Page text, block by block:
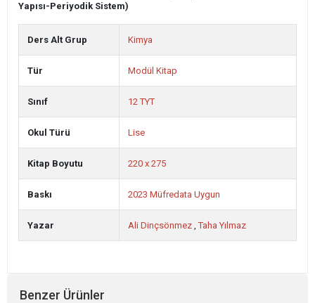
Yapısı-Periyodik Sistem)
Ders Alt Grup Kimya
Tür Modül Kitap
Sınıf 12 TYT
Okul Türü Lise
Kitap Boyutu 220 x 275
Baskı 2023 Müfredata Uygun
Yazar Ali Dinçsönmez ,Taha Yılmaz
Benzer Ürünler